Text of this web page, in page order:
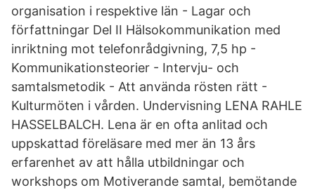
organisation i respektive län - Lagar och
författningar Del II Hälsokommunikation med
inriktning mot telefonrådgivning, 7,5 hp -
Kommunikationsteorier - Intervju- och
samtalsmetodik - Att använda rösten rätt -
Kulturmöten i vården. Undervisning LENA RAHLE
HASSELBALCH. Lena är en ofta anlitad och
uppskattad föreläsare med mer än 13 års
erfarenhet av att hålla utbildningar och
workshops om Motiverande samtal, bemötande